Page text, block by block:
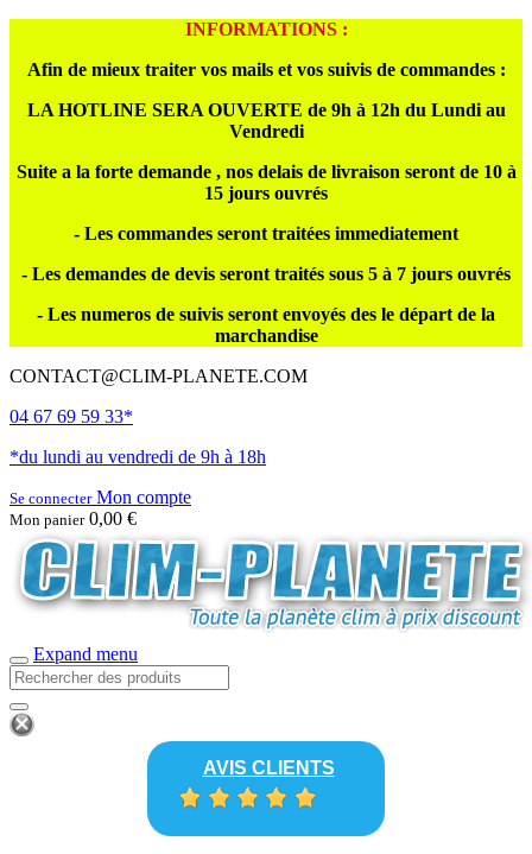
INFORMATIONS :
Afin de mieux traiter vos mails et vos suivis de commandes :
LA HOTLINE SERA OUVERTE de 9h à 12h du Lundi au
Vendredi
Suite a la forte demande , nos delais de livraison seront de 10 à
15 jours ouvrés
- Les commandes seront traitées immediatement
- Les demandes de devis seront traités sous 5 à 7 jours ouvrés
- Les numeros de suivis seront envoyés des le départ de la
marchandise
CONTACT@CLIM-PLANETE.COM
04 67 69 59 33*
*du lundi au vendredi de 9h à 18h
Se connecterMon compte
Mon panier 0,00 €
Expand menu
AVIS CLIENTS